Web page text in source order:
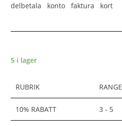
delbetala konto faktura kort
5 i lager
RUBRIK RANGE
10% RABATT 3 - 5